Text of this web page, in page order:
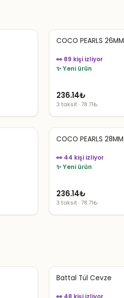
COCO PEARLS 26MM
👀 89 kişi izliyor
✨ Yeni ürün
236.14₺
3 taksit · 78.71₺
COCO PEARLS 28MM
👀 44 kişi izliyor
✨ Yeni ürün
236.14₺
3 taksit · 78.71₺
Battal Tül Cevze
👀 48 kişi izliyor